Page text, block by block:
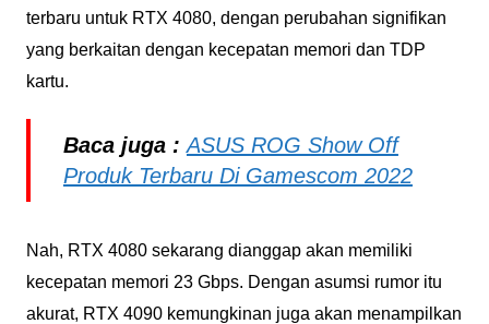
terbaru untuk RTX 4080, dengan perubahan signifikan
yang berkaitan dengan kecepatan memori dan TDP
kartu.
Baca juga :ASUS ROG Show Off
Produk Terbaru Di Gamescom 2022
Nah, RTX 4080 sekarang dianggap akan memiliki
kecepatan memori 23 Gbps. Dengan asumsi rumor itu
akurat, RTX 4090 kemungkinan juga akan menampilkan